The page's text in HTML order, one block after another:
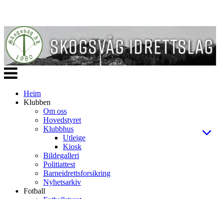
Veksle
navigasjon
Heim
Klubben
Om oss
Hovedstyret
Klubbhus
Utleige
Kiosk
Bildegalleri
Politiattest
Barneidrettsforsikring
Nyhetsarkiv
Fotball